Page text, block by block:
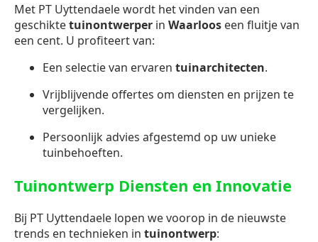
Met PT Uyttendaele wordt het vinden van een
geschiktetuinontwerper in Waarloos een fluitje van
een cent. U profiteert van:
Een selectie van ervaren tuinarchitecten.
Vrijblijvende offertes om diensten en prijzen te
vergelijken.
Persoonlijk advies afgestemd op uw unieke
tuinbehoeften.
Tuinontwerp Diensten en Innovatie
Bij PT Uyttendaele lopen we voorop in de nieuwste
trends en technieken in tuinontwerp: